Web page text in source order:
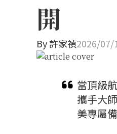
開
By許家禎2026/07/
當頂級
攜手大
美專屬